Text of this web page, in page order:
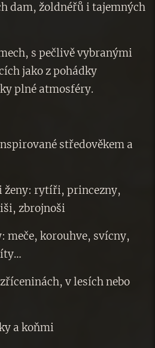
dam, žoldnéřů i tajemných
s pečlivě vybranými
jako z pohádky
plné atmosféry.
středověkem a
ženy: rytíři, princezny,
zbrojnoši
korouhve, svícny,
v lesích nebo
a koňmi